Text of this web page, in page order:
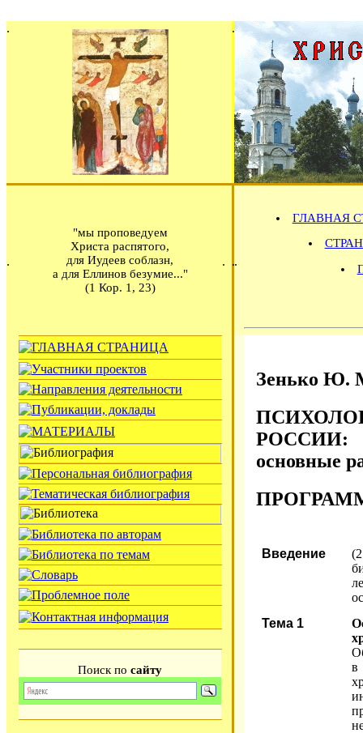
"мы проповедуем
Христа распятого,
для Иудеев соблазн,
а для Еллинов безумие..."
(1 Кор. 1, 23)
ГЛАВНАЯ
Поиск по сайту
Зенько Ю.
РОССИИ:
основные
Введение
Тема 1
в